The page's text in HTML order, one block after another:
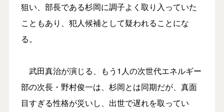
狙い、部長である杉岡に調子よく取り入っていた
こともあり、犯人候補として疑われることにな
る。
武田真治が演じる、もう1人の次世代エネルギー
部の次長・野村俊一は、杉岡とは同期だが、真面
目すぎる性格が災いし、出世で遅れを取ってい